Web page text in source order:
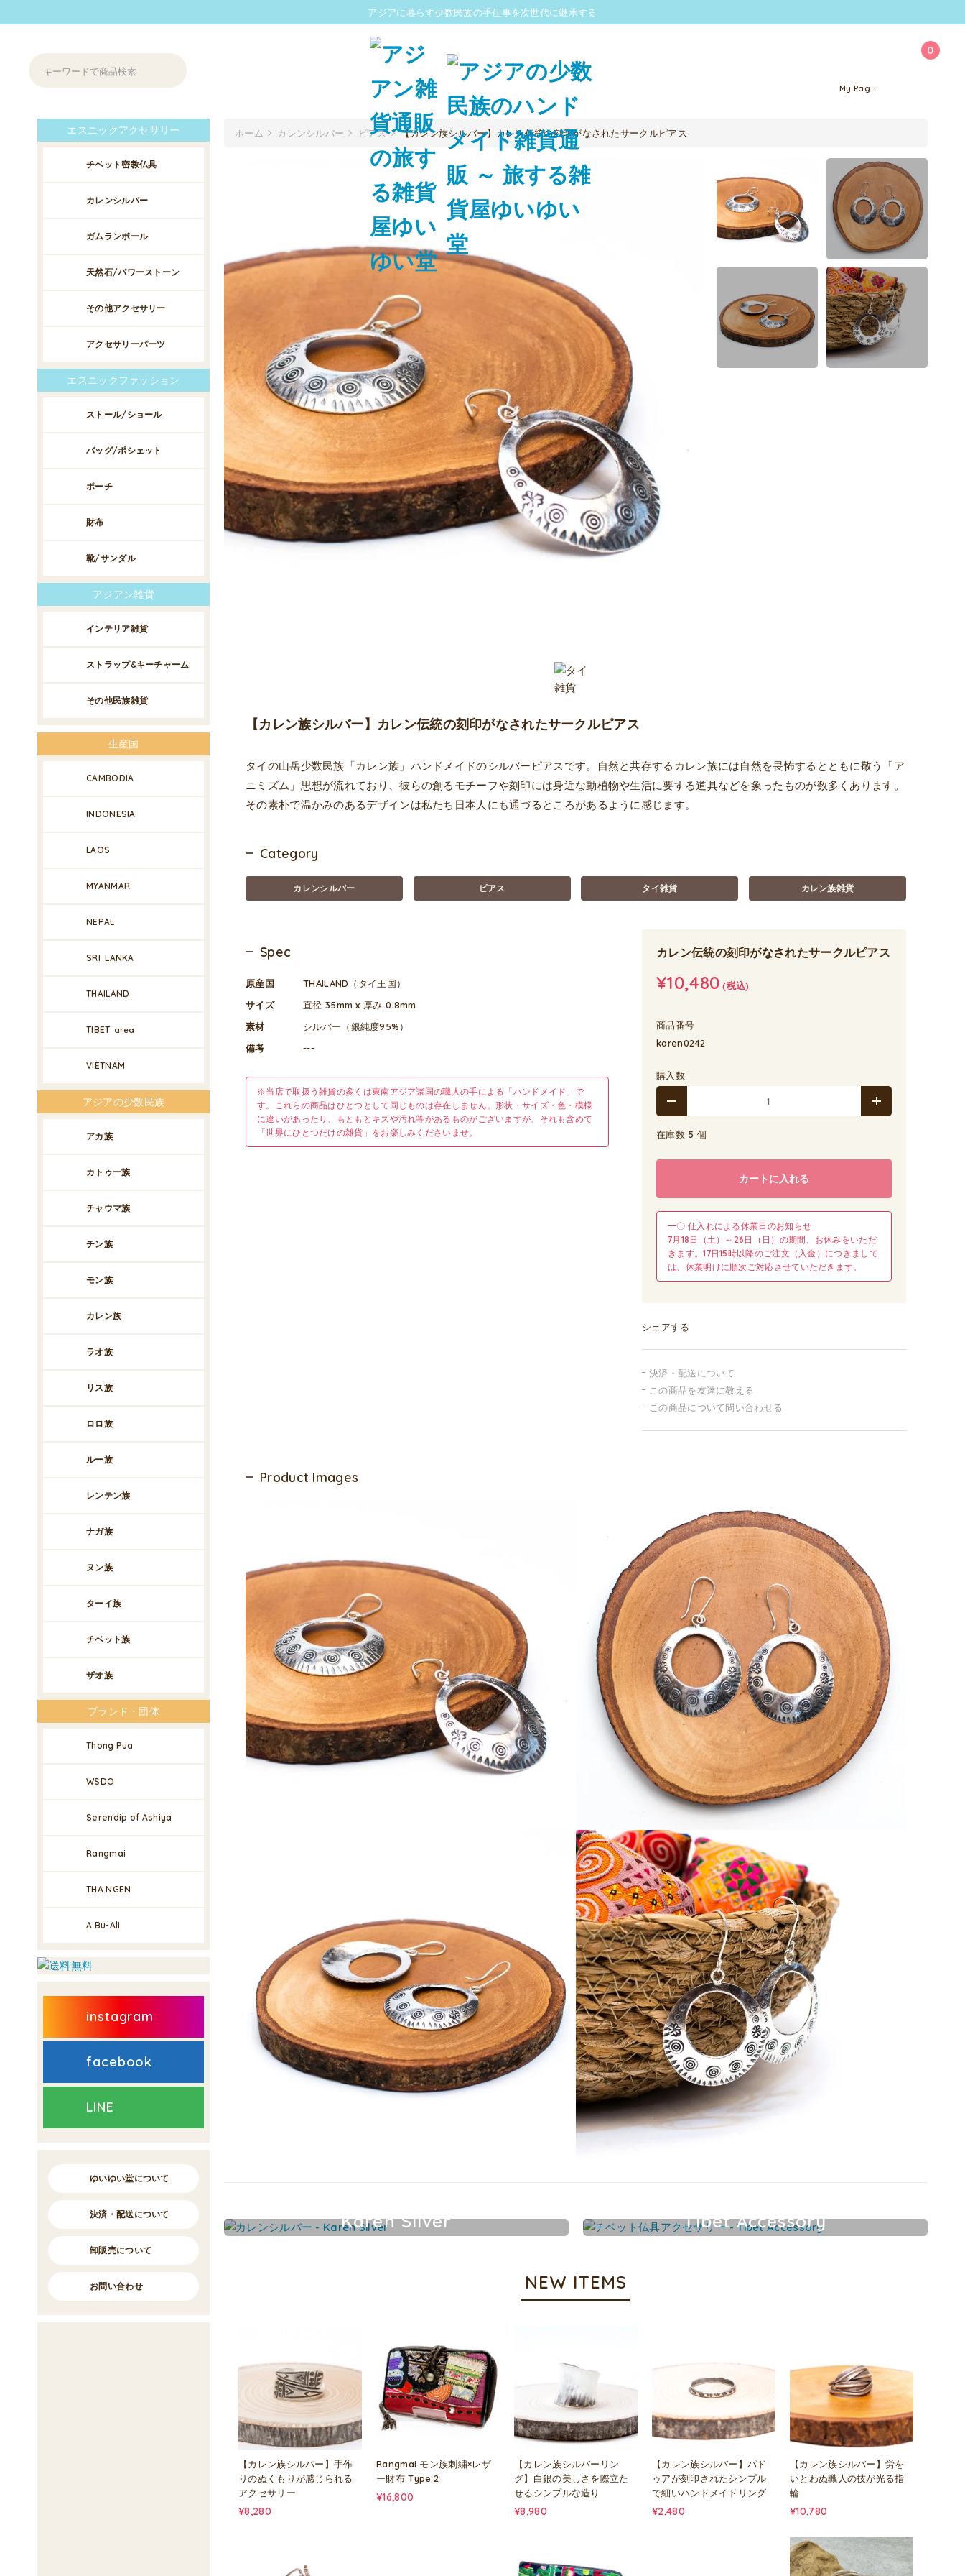
アジアに暮らす少数民族の手仕事を次世代に継承する
0
My Page
ホーム カレンシルバー ピアス 【カレン族シルバー】カレン伝統の刻印がなされたサークルピアス
【カレン族シルバー】カレン伝統の刻印がなされたサークルピアス
タイの山岳少数民族「カレン族」ハンドメイドのシルバーピアスです。自然と共存するカレン族には自然を畏怖するとともに敬う「ア
ニミズム」思想が流れており、彼らの創るモチーフや刻印には身近な動植物や生活に要する道具などを象ったものが数多くあります。
その素朴で温かみのあるデザインは私たち日本人にも通づるところがあるように感じます。
Category
カレンシルバー ピアス タイ雑貨 カレン族雑貨
Spec
原産国
THAILAND（タイ王国）
サイズ
直径 35mm x 厚み 0.8mm
素材
シルバー（銀純度95%）
備考
---
※当店で取扱う雑貨の多くは東南アジア諸国の職人の手による「ハンドメイド」で
す。これらの商品はひとつとして同じものは存在しません。形状・サイズ・色・模様
に違いがあったり、もともとキズや汚れ等があるものがございますが、それも含めて
「世界にひとつだけの雑貨」をお楽しみくださいませ。
カレン伝統の刻印がなされたサークルピアス
¥10,480 (税込)
商品番号
karen0242
購入数
在庫数 5 個
カートに入れる
━〇 仕入れによる休業日のお知らせ
7月18日（土）～26日（日）の期間、お休みをいただ
きます。17日15時以降のご注文（入金）につきまして
は、休業明けに順次ご対応させていただきます。
シェアする
決済・配送について
この商品を友達に教える
この商品について問い合わせる
Product Images
Karen Silver Tibet Accessory
NEW ITEMS
【カレン族シルバー】手作
りのぬくもりが感じられる
アクセサリー
¥8,280
Rangmai モン族刺繍×レザ
ー財布 Type.2
¥16,800
【カレン族シルバーリン
グ】白銀の美しさを際立た
せるシンプルな造り
¥8,980
【カレン族シルバー】パド
ゥアが刻印されたシンプル
で細いハンドメイドリング
¥2,480
【カレン族シルバー】労を
いとわぬ職人の技が光る指
輪
¥10,780
エスニックアクセサリー
チベット密教仏具
カレンシルバー
ガムランボール
天然石/パワーストーン
その他アクセサリー
アクセサリーパーツ
エスニックファッション
ストール/ショール
バッグ/ポシェット
ポーチ
財布
靴/サンダル
アジアン雑貨
インテリア雑貨
ストラップ&キーチャーム
その他民族雑貨
生産国
CAMBODIA
INDONESIA
LAOS
MYANMAR
NEPAL
SRI LANKA
THAILAND
TIBET area
VIETNAM
アジアの少数民族
アカ族
カトゥー族
チャウマ族
チン族
モン族
カレン族
ラオ族
リス族
ロロ族
ルー族
レンテン族
ナガ族
ヌン族
ターイ族
チベット族
ザオ族
ブランド・団体
Thong Pua
WSDO
Serendip of Ashiya
Rangmai
THA NGEN
A Bu-Ali
instagram
facebook
LINE
ゆいゆい堂について
決済・配送について
卸販売について
お問い合わせ